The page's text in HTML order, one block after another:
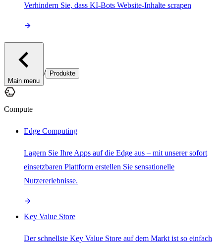
Verhindern Sie, dass KI-Bots Website-Inhalte scrapen
Main menu
/ Produkte
Compute
Edge Computing
Lagern Sie Ihre Apps auf die Edge aus – mit unserer sofort
einsetzbaren Plattform erstellen Sie sensationelle
Nutzererlebnisse.
Key Value Store
Der schnellste Key Value Store auf dem Markt ist so einfach